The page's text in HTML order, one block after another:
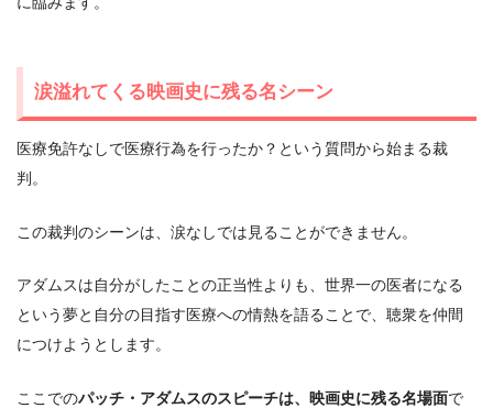
涙溢れてくる映画史に残る名シーン
医療免許なしで医療行為を行ったか？という質問から始まる裁
判。
この裁判のシーンは、涙なしでは見ることができません。
アダムスは自分がしたことの正当性よりも、世界一の医者になる
という夢と自分の目指す医療への情熱を語ることで、聴衆を仲間
につけようとします。
ここでのパッチ・アダムスのスピーチは、映画史に残る名場面で